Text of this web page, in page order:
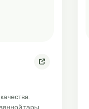
тары,